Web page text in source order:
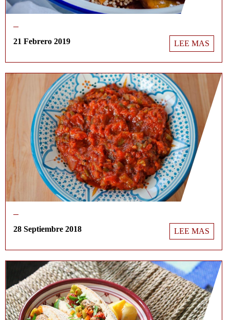
21 Febrero 2019 LEE MAS
28 Septiembre 2018 LEE MAS